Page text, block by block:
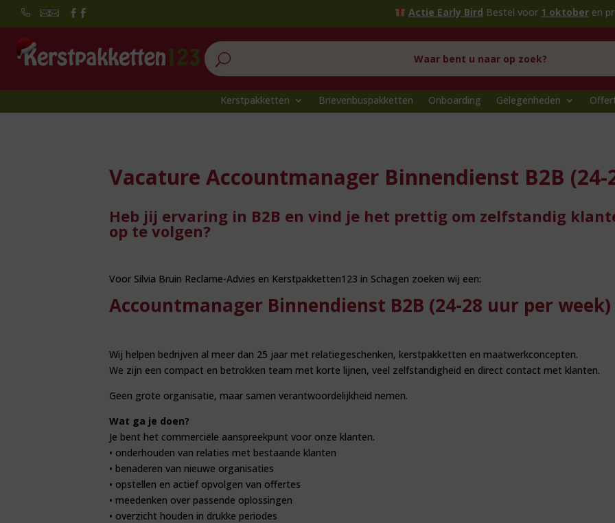
  Actie Early BirdBestel voor 1 oktoberen
U
Kerstpakketten Brievenbuspakketten Onboarding Gelegenheden
Vacature Accountmanager Binnendienst B2B (24-
Heb jij ervaring in B2B en vind je het prettig om zelfstandig
op te volgen?
Voor Silvia Bruin Reclame-Advies en Kerstpakketten123 in Schagen zoeken wij een:
Accountmanager Binnendienst B2B (24-28 uur per week)
Wij helpen bedrijven al meer dan 25 jaar met relatiegeschenken, kerstpakketten en maatwerkconcepten.
We zijn een compact en betrokken team met korte lijnen, veel zelfstandigheid en direct contact met klanten.
Geen grote organisatie, maar samen verantwoordelijkheid nemen.
Wat ga je doen?
Je bent het commerciële aanspreekpunt voor onze klanten.
• onderhouden van relaties met bestaande klanten
• benaderen van nieuwe organisaties
• opstellen en actief opvolgen van offertes
• meedenken over passende oplossingen
• overzicht houden in drukke periodes